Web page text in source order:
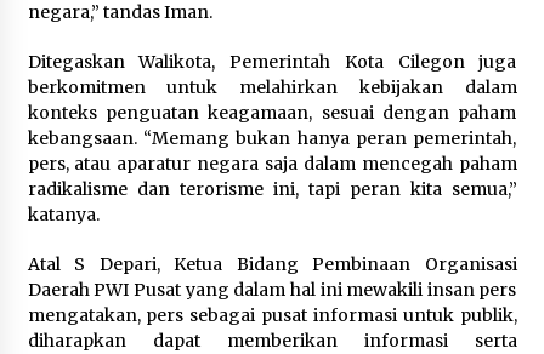
negara,” tandas Iman.
Ditegaskan Walikota, Pemerintah Kota Cilegon juga
berkomitmen untuk melahirkan kebijakan dalam
konteks penguatan keagamaan, sesuai dengan paham
kebangsaan. “Memang bukan hanya peran pemerintah,
pers, atau aparatur negara saja dalam mencegah paham
radikalisme dan terorisme ini, tapi peran kita semua,”
katanya.
Atal S Depari, Ketua Bidang Pembinaan Organisasi
Daerah PWI Pusat yang dalam hal ini mewakili insan pers
mengatakan, pers sebagai pusat informasi untuk publik,
diharapkan dapat memberikan informasi serta